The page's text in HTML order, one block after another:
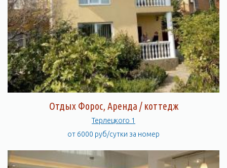
Отдых Форос, Аренда / коттедж
Терлецкого 1
от 6000 руб/сутки за номер